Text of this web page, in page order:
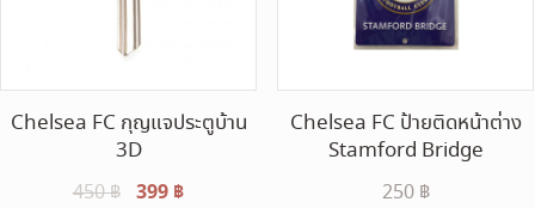
Chelsea FC กุญแจประตูบ้าน
3D
450฿ Original
399 ฿Current
Chelsea FC ป้ายติดหน้าต่าง
Stamford Bridge
250 ฿